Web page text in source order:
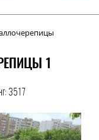
1
3517